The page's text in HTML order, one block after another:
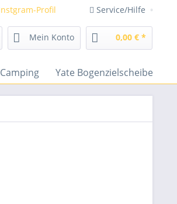
Service/Hilfe
Mein Konto 0,00 € *
Camping Yate Bogenzielscheiben